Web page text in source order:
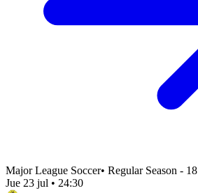
Major League Soccer• Regular Season - 18
Jue 23 jul • 24:30